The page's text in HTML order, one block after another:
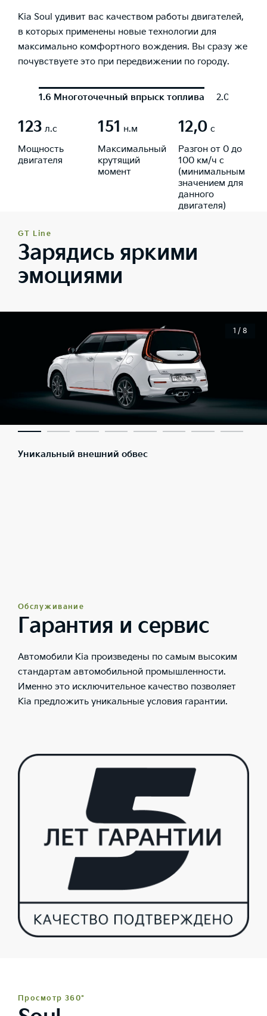
Kia Soul удивит вас качеством работы двигателей,
в которых применены новые технологии для
максимально комфортного вождения. Вы сразу же
почувствуете это при передвижении по городу.
1.6 Многоточечный впрыск топлива 2.0
123 л.с
Мощность
двигателя
151 н.м
Максимальный
крутящий
момент
12,0 с
Разгон от 0 до
100 км/ч с
(минимальным
значением для
данного
двигателя)
GT Line
Зарядись яркими
эмоциями
Уникальный внешний обвес
1 / 8
Обслуживание
Гарантия и сервис
Автомобили Kia произведены по самым высоким
стандартам автомобильной промышленности.
Именно это исключительное качество позволяет
Kia предложить уникальные условия гарантии.
Просмотр 360°